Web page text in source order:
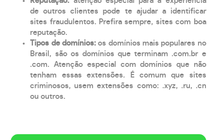
de outros clientes pode te ajudar a identificar
sites fraudulentos. Prefira sempre, sites com boa
reputação.
Tipos de domínios:os domínios mais populares no
Brasil, são os domínios que terminam .com.br e
.com. Atenção especial com domínios que não
tenham essas extensões. É comum que sites
criminosos, usem extensões como: .xyz, .ru, .cn
ou outros.